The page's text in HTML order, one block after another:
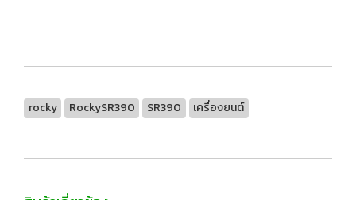
rocky RockySR390 SR390 เครื่องยนต์